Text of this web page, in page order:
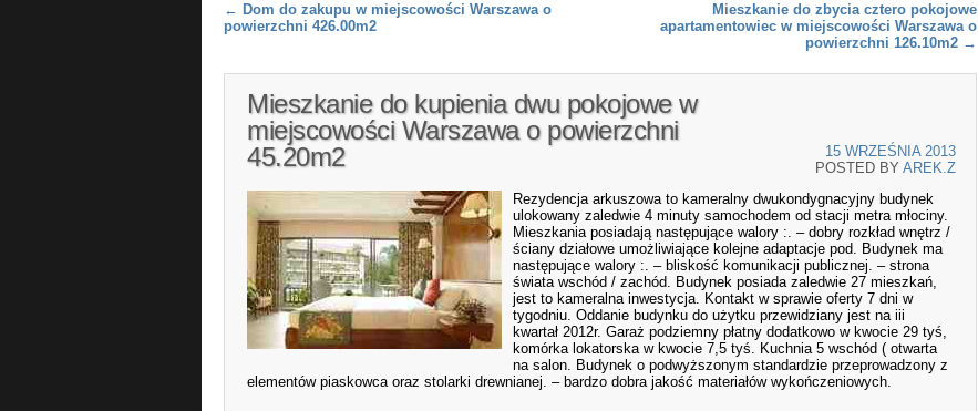
Post navigation
← Dom do zakupu w miejscowości Warszawa o
powierzchni 426.00m2
Mieszkanie do zbycia cztero pokojowe
apartamentowiec w miejscowości Warszawa o
powierzchni 126.10m2 →
Mieszkanie do kupienia dwu pokojowe w
miejscowości Warszawa o powierzchni
45.20m2
15 WRZEŚNIA 2013
POSTED BY AREK.Z
Rezydencja arkuszowa to kameralny dwukondygnacyjny budynek
ulokowany zaledwie 4 minuty samochodem od stacji metra młociny.
Mieszkania posiadają następujące walory :. – dobry rozkład wnętrz /
ściany działowe umożliwiające kolejne adaptacje pod. Budynek ma
następujące walory :. – bliskość komunikacji publicznej. – strona
świata wschód / zachód. Budynek posiada zaledwie 27 mieszkań,
jest to kameralna inwestycja. Kontakt w sprawie oferty 7 dni w
tygodniu. Oddanie budynku do użytku przewidziany jest na iii
kwartał 2012r. Garaż podziemny płatny dodatkowo w kwocie 29 tyś,
komórka lokatorska w kwocie 7,5 tyś. Kuchnia 5 wschód ( otwarta
na salon. Budynek o podwyższonym standardzie przeprowadzony z
elementów piaskowca oraz stolarki drewnianej. – bardzo dobra jakość materiałów wykończeniowych.